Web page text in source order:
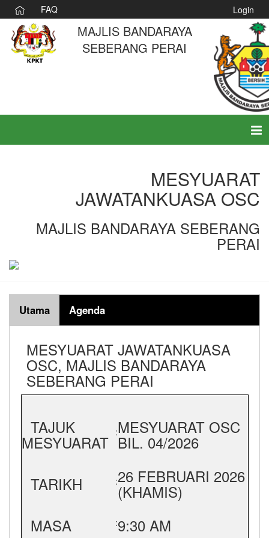
FAQ Login
MAJLIS BANDARAYA
SEBERANG PERAI
MESYUARAT
JAWATANKUASA OSC
MAJLIS BANDARAYA SEBERANG
PERAI
Utama Agenda
MESYUARAT JAWATANKUASA
OSC, MAJLIS BANDARAYA
SEBERANG PERAI
TAJUK
MESYUARAT :MESYUARAT OSC
BIL. 04/2026
TARIKH
:26 FEBRUARI 2026
(KHAMIS)
MASA
:9:30 AM